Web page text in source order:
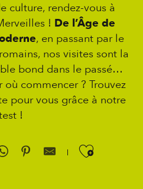
culture, rendez-vous à
! De l’Âge de
, en passant par le
nos visites sont la
bond dans le passé…
où commencer ? Trouvez
pour vous grâce à notre
!